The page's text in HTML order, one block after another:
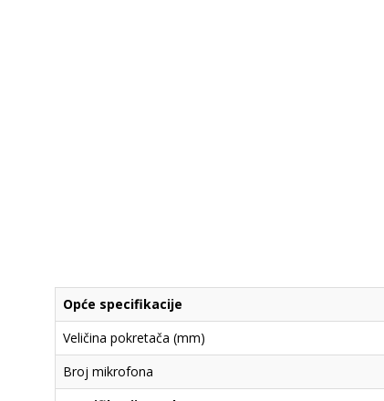
Opće specifikacije
Veličina pokretača (mm)
Broj mikrofona